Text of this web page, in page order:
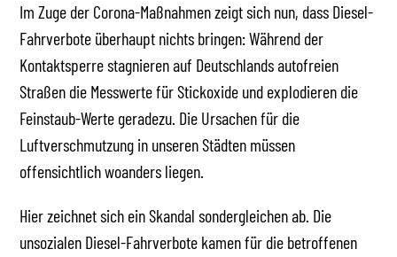
Im Zuge der Corona-Maßnahmen zeigt sich nun, dass Diesel-
Fahrverbote überhaupt nichts bringen: Während der
Kontaktsperre stagnieren auf Deutschlands autofreien
Straßen die Messwerte für Stickoxide und explodieren die
Feinstaub-Werte geradezu. Die Ursachen für die
Luftverschmutzung in unseren Städten müssen
offensichtlich woanders liegen.
Hier zeichnet sich ein Skandal sondergleichen ab. Die
unsozialen Diesel-Fahrverbote kamen für die betroffenen